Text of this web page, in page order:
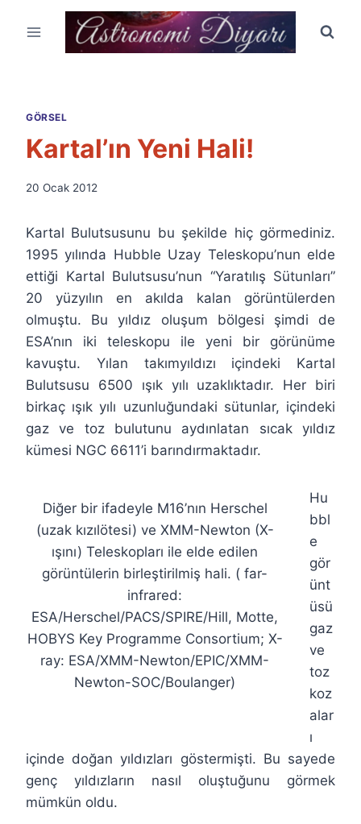
GÖRSEL
Kartal’ın Yeni Hali!
By
Özyar
20 Ocak 2012
Kartal Bulutsusunu bu şekilde hiç görmediniz.
1995 yılında Hubble Uzay Teleskopu’nun elde
ettiği Kartal Bulutsusu’nun “Yaratılış Sütunları”
20 yüzyılın en akılda kalan görüntülerden
olmuştu. Bu yıldız oluşum bölgesi şimdi de
ESA’nın iki teleskopu ile yeni bir görünüme
kavuştu. Yılan takımyıldızı içindeki Kartal
Bulutsusu 6500 ışık yılı uzaklıktadır. Her biri
birkaç ışık yılı uzunluğundaki sütunlar, içindeki
gaz ve toz bulutunu aydınlatan sıcak yıldız
kümesi NGC 6611’i barındırmaktadır.
Diğer bir ifadeyle M16’nın Herschel
(uzak kızılötesi) ve XMM-Newton (X-
ışını) Teleskopları ile elde edilen
görüntülerin birleştirilmiş hali. ( far-
infrared:
ESA/Herschel/PACS/SPIRE/Hill, Motte,
HOBYS Key Programme Consortium; X-
ray: ESA/XMM-Newton/EPIC/XMM-
Newton-SOC/Boulanger)
Hu
bbl
e
gör
ünt
üsü
gaz
ve
toz
koz
alar
ı
içinde doğan yıldızları göstermişti. Bu sayede
genç yıldızların nasıl oluştuğunu görmek
mümkün oldu.